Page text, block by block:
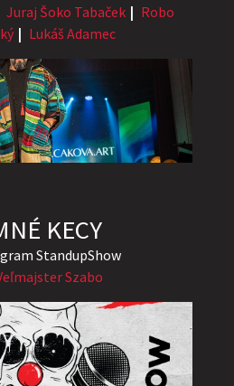
Juraj Šoko Tabaček
Robo
Lukáš Adamec
KECY
StandupShow
Szabo